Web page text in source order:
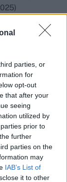
parties, or
for
opt-out
that after your
seeing
utilized by
prior to
further
parties on the
may
IAB’s List of
it to other
Θράκη.
συνελήφθησαν
25 και 43
διεθνή
Αρχές.
Εισαγγελία
οι
.